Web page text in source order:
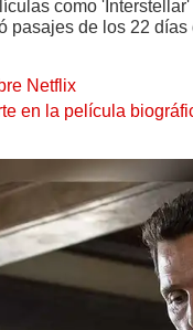
como
pasajes de los 22
Netflix
en la película